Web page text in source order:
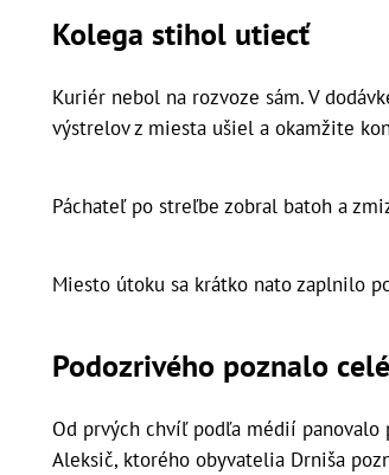
Kolega stihol utiecť
Kuriér nebol na rozvoze sám. V
výstrelov z miesta ušiel a okamžite
Páchateľ po streľbe zobral batoh a
Miesto útoku sa krátko nato zaplnilo
Podozrivého poznalo
Od prvých chvíľ podľa médií
Aleksič, ktorého obyvatelia Drniša